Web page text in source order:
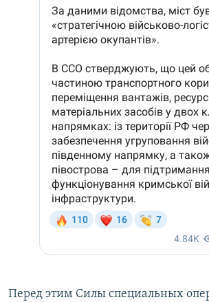
Перед этим Силы специальных